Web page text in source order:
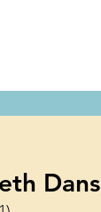
Dans